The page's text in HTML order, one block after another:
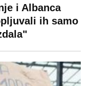
i Albanca
ih samo